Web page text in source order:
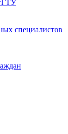
специалистов